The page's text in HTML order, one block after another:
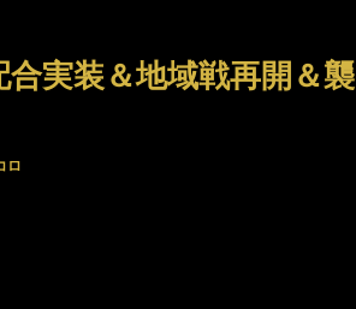
実装＆地域戦再開＆襲
ロ